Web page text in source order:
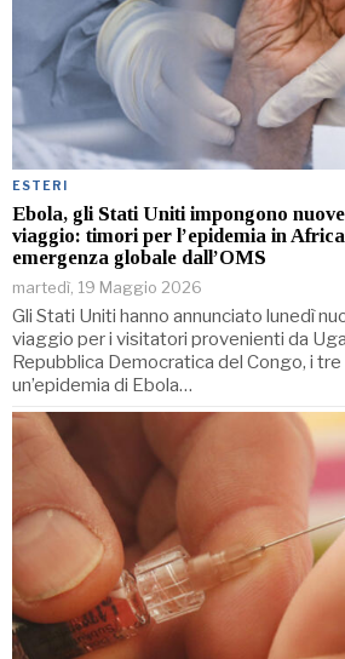
ESTERI
Ebola, gli Stati Uniti impongono
viaggio: timori per l’epidemia in
emergenza globale dall’OMS
martedì, 19 Maggio 2026
Gli Stati Uniti hanno annunciato lunedì
viaggio per i visitatori provenienti da
Repubblica Democratica del Congo, i
un’epidemia di Ebola…